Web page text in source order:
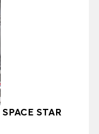
STAR